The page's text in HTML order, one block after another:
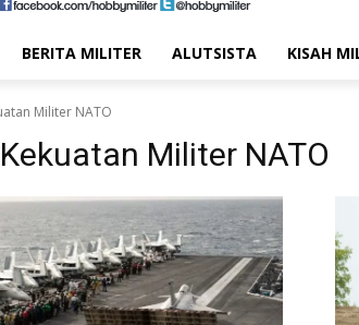
BERITA MILITER ALUTSISTA KISAH
Militer NATO
Kekuatan Militer NATO